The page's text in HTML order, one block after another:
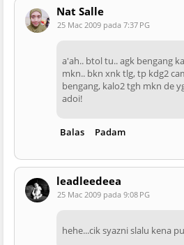
Nat Salle
25 Mac 2009 pada 7:37 PG
a'ah.. btol tu.. agk bengang
mkn.. bkn xnk tlg, tp kdg2
bengang, kalo2 tgh mkn de
adoi!
Balas Padam
leadleedeea
25 Mac 2009 pada 9:08 PG
hehe...cik syazni slalu kena